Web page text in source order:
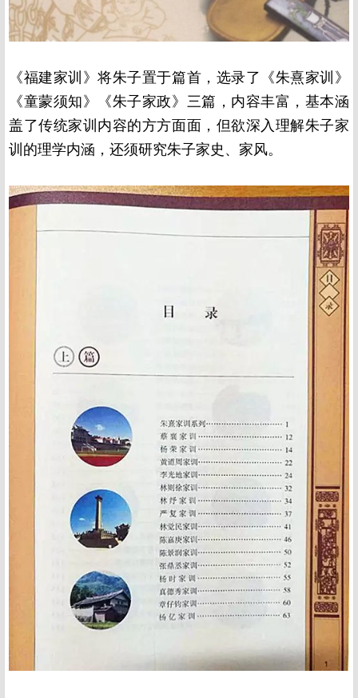
《福建家训》将朱子置于篇首，选录了《朱熹家训》
《童蒙须知》《朱子家政》三篇，内容丰富，基本涵
盖了传统家训内容的方方面面，但欲深入理解朱子家
训的理学内涵，还须研究朱子家史、家风。